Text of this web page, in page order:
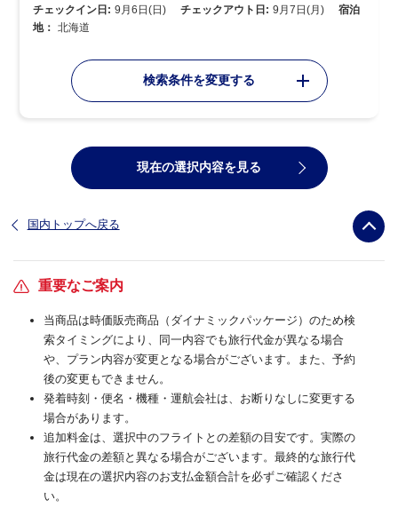
チェックイン日: 9月6日(日) チェックアウト日: 9月7日(月)
宿泊
地： 北海道
検索条件を変更する
現在の選択内容を見る
国内トップへ戻る
重要なご案内
当商品は時価販売商品（ダイナミックパッケージ）のため検
索タイミングにより、同一内容でも旅行代金が異なる場合
や、プラン内容が変更となる場合がございます。また、予約
後の変更もできません。
発着時刻・便名・機種・運航会社は、お断りなしに変更する
場合があります。
追加料金は、選択中のフライトとの差額の目安です。実際の
旅行代金の差額と異なる場合がございます。最終的な旅行代
金は現在の選択内容のお支払金額合計を必ずご確認くださ
い。